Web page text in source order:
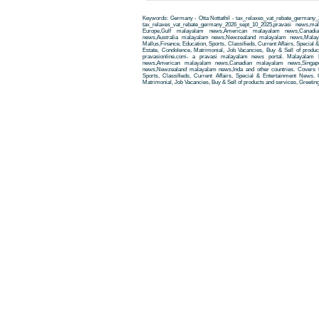
Keywords: Germany - Otta Nottathil -
tax_relaxes_vat_rebate_germany_2026_sept_10_2025,pravasi
Europe,Gulf malayalam news,American malayalam
news,Australia malayalam news,Newzealand malayalam
Mallus,Finance, Education, Sports, Classifieds, Current Affairs, Special
Estate, Condolence, Matrimonial, Job Vacancies, Buy & Sell of
pravasionline.com- a pravasi malayalam news portal. Malayalam
news,American malayalam news,Canadian malayalam
news,Newzealand malayalam news,Inda and other countries.
Sports, Classifieds, Current Affairs, Special & Entertainment News.
Matrimonial, Job Vacancies, Buy & Sell of products and services,